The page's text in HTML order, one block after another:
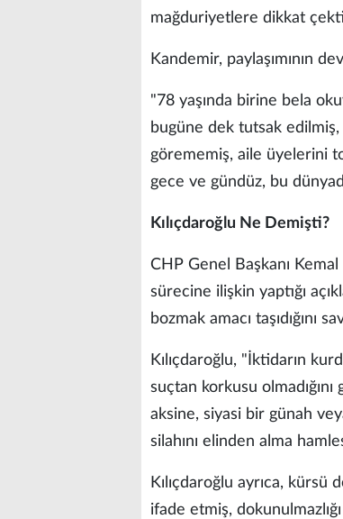
mağduriyetlere dikkat
Kandemir, paylaşımının
"78 yaşında birine bela
bugüne dek tutsak edilmiş,
görememiş, aile üyelerini
gece ve gündüz, bu
Kılıçdaroğlu Ne Demişti?
CHP Genel Başkanı Kemal
sürecine ilişkin yaptığı
bozmak amacı taşıdığını
Kılıçdaroğlu, "İktidarın
suçtan korkusu
aksine, siyasi bir günah
silahını elinden alma
Kılıçdaroğlu ayrıca, kürsü
ifade etmiş,